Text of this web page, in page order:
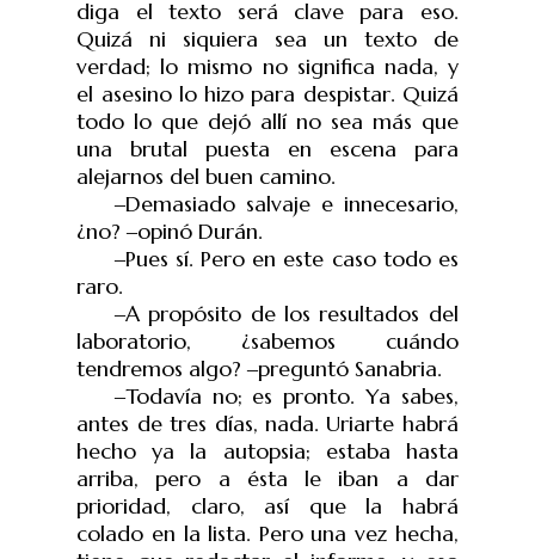
diga el texto será clave para eso.
Quizá ni siquiera sea un texto de
verdad; lo mismo no significa nada, y
el asesino lo hizo para despistar. Quizá
todo lo que dejó allí no sea más que
una brutal puesta en escena para
alejarnos del buen camino.
‒Demasiado salvaje e innecesario,
¿no?‒opinó Durán.
‒Pues sí. Pero en este caso todo es
raro.
‒A propósito de los resultados del
laboratorio, ¿sabemos cuándo
tendremos algo?‒preguntó Sanabria.
‒Todavía no; es pronto. Ya sabes,
antes de tres días, nada. Uriarte habrá
hecho ya la autopsia; estaba hasta
arriba, pero a ésta le iban a dar
prioridad, claro, así que la habrá
colado en la lista. Pero una vez hecha,